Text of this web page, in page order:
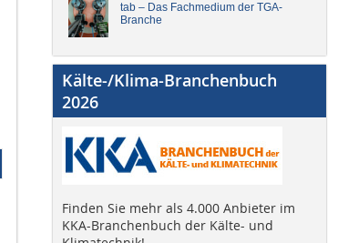
tab – Das Fachmedium der TGA-
Branche
Kälte-/Klima-Branchenbuch
2026
Finden Sie mehr als 4.000 Anbieter im
KKA-Branchenbuch der Kälte- und